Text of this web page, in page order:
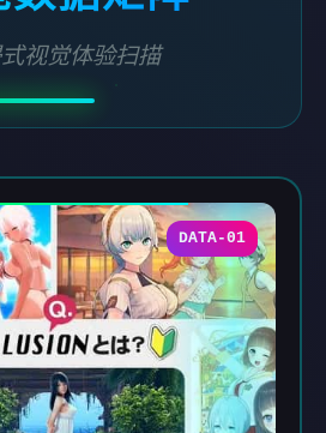
视觉体验扫描
DATA-01